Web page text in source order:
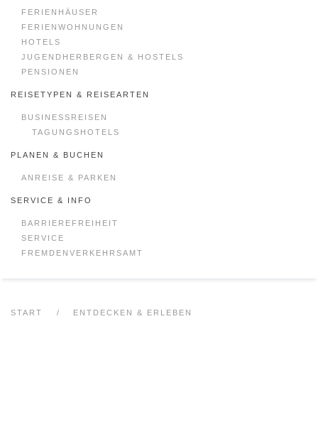
FERIENHÄUSER
FERIENWOHNUNGEN
HOTELS
JUGENDHERBERGEN & HOSTELS
PENSIONEN
REISETYPEN & REISEARTEN
BUSINESSREISEN
TAGUNGSHOTELS
PLANEN & BUCHEN
ANREISE & PARKEN
SERVICE & INFO
BARRIEREFREIHEIT
SERVICE
FREMDENVERKEHRSAMT
START ENTDECKEN & ERLEBEN